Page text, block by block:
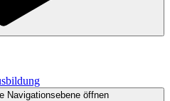
Navigationsebene öffnen